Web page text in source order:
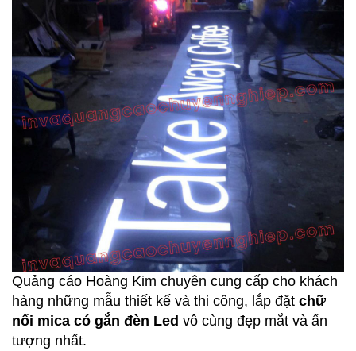
Quảng cáo Hoàng Kim chuyên cung cấp cho khách
hàng những mẫu thiết kế và thi công, lắp đặt chữ
nổi mica có gắn đèn Led vô cùng đẹp mắt và ấn
tượng nhất.